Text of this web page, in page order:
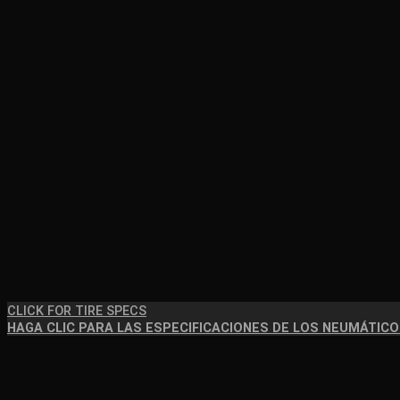
CLICK FOR TIRE SPECS
HAGA CLIC PARA LAS ESPECIFICACIONES DE LOS